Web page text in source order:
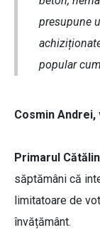
presupune
popular
Cosmin
Primarul
săptămâni că
limitatoare de
învățământ.